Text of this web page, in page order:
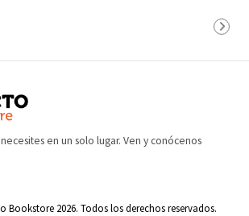
en un solo lugar. Ven y conócenos
Bookstore 2026. Todos los derechos reservados.